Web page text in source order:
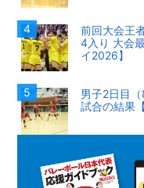
前回大会王
4入り 大会
イ2026】
男子2日目
試合の結果